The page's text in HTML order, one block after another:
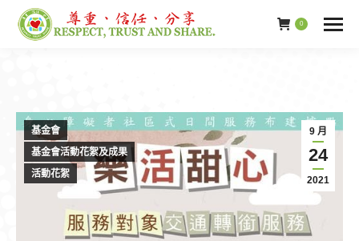
0
9 月
24
2021
基金會
基金會活動花絮及成果
活動花絮